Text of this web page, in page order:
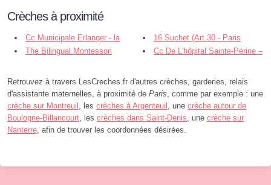
Crèches à proximité
Cc Municipale Erlanger - la
Maison Bleue - Paris
16 Suchet (Art.30 - Paris
The Bilingual Montessori
Cc De L'hôpital Sainte-Périne –
Paris
Retrouvez à travers LesCreches.fr d'autres crèches, garderies, relais
d'assistante maternelles, à proximité de Paris , comme par exemple : une
crèche sur Montreuil
, les crèches à Argenteuil , une crèche autour de
Boulogne-Billancourt , les crèches dans Saint-Denis , une crèche sur
Nanterre , afin de trouver les coordonnées désirées.